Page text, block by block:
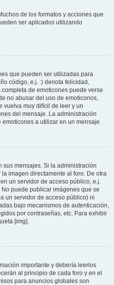
de los formatos y acciones que
ser aplicados utilizando
que pueden ser utilizadas para
código, e.j. :) denota felicidad,
de emoticones puede verse
no abusar del uso de emoticonos,
vuelva muy difícil de leer y un
del mensaje. La administración
a utilizar en un mensaje.
sus mensajes. Si la administración
imagen directamente al foro. De otra
un servidor de acceso público, e.j.
puede publicar imágenes que se
un servidor de acceso público) ni
bajo mecanismos de autenticación,
por contraseñas, etc. Para exhibir
[img].
importante y debería leerlos
al principio de cada foro y en el
para anuncios globales son